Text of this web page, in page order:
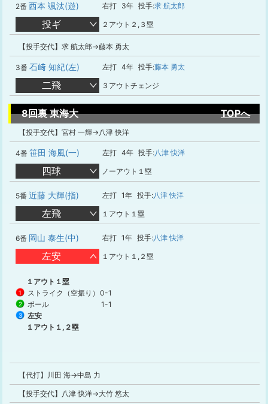
2番 西本 颯汰(遊) 右打 3年 投手:求 航太郎
投ギ ２アウト２,３塁
【投手交代】求 航太郎→藤本 勇太
3番 石﨑 知紀(左) 左打 4年 投手:藤本 勇太
二飛 ３アウトチェンジ
8回裏 東海大 TOPへ
【投手交代】宮村 一輝→八津 快洋
4番 笹田 海風(一) 左打 4年 投手:八津 快洋
四球 ノーアウト１塁
5番 近藤 大輝(指) 左打 1年 投手:八津 快洋
左飛 １アウト１塁
6番 岡山 泰生(中) 右打 1年 投手:八津 快洋
左安 １アウト１,２塁
１アウト１塁
1 ストライク（空振り） 0-1
2 ボール 1-1
3
左安
１アウト１,２塁
【代打】川田 海→中島 力
【投手交代】八津 快洋→大竹 悠太